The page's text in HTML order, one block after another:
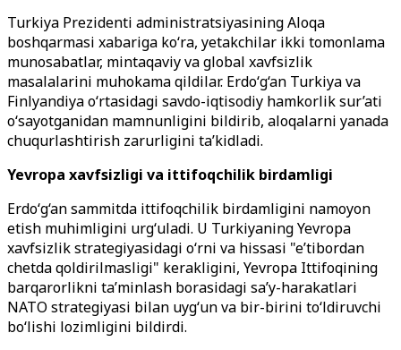
Turkiya Prezidenti administratsiyasining Aloqa
boshqarmasi xabariga ko‘ra, yetakchilar ikki tomonlama
munosabatlar, mintaqaviy va global xavfsizlik
masalalarini muhokama qildilar. Erdo‘g‘an Turkiya va
Finlyandiya o‘rtasidagi savdo-iqtisodiy hamkorlik sur’ati
o‘sayotganidan mamnunligini bildirib, aloqalarni yanada
chuqurlashtirish zarurligini ta’kidladi.
Yevropa xavfsizligi va ittifoqchilik birdamligi
Erdo‘g‘an sammitda ittifoqchilik birdamligini namoyon
etish muhimligini urg‘uladi. U Turkiyaning Yevropa
xavfsizlik strategiyasidagi o‘rni va hissasi "e’tibordan
chetda qoldirilmasligi" kerakligini, Yevropa Ittifoqining
barqarorlikni ta’minlash borasidagi sa’y-harakatlari
NATO strategiyasi bilan uyg‘un va bir-birini to‘ldiruvchi
bo‘lishi lozimligini bildirdi.